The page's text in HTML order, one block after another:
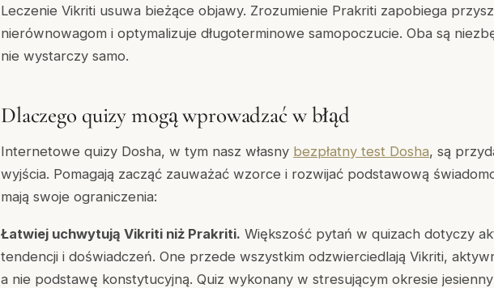
Leczenie Vikriti usuwa bieżące objawy. Zrozumienie Prakriti zapobiega
nierównowagom i optymalizuje długoterminowe samopoczucie. Oba są
nie wystarczy samo.
Dlaczego quizy mogą wprowadzać w błąd
Internetowe quizy Dosha, w tym nasz własny bezpłatny test Dosha, są
wyjścia. Pomagają zacząć zauważać wzorce i rozwijać podstawową
mają swoje ograniczenia:
Łatwiej uchwytują Vikriti niż Prakriti. Większość pytań w quizach dotyczy
tendencji i doświadczeń. One przede wszystkim odzwierciedlają Vikriti,
a nie podstawę konstytucyjną. Quiz wykonany w stresującym okresie